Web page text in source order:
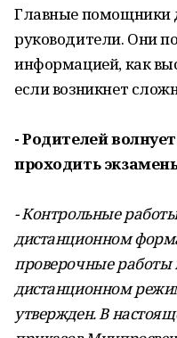
Главные помощники
руководители. Они
информацией, как
если возникнет
- Родителей
проходить
- Контрольные
дистанционном
проверочные работы
дистанционном
утвержден. В